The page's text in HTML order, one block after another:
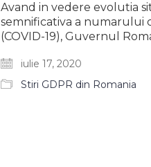
Avand in vedere evolutia
semnificativa a numarului
(COVID-19), Guvernul
iulie 17, 2020
Stiri GDPR din Romania